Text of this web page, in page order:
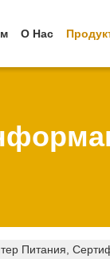
О Нас
Питания,